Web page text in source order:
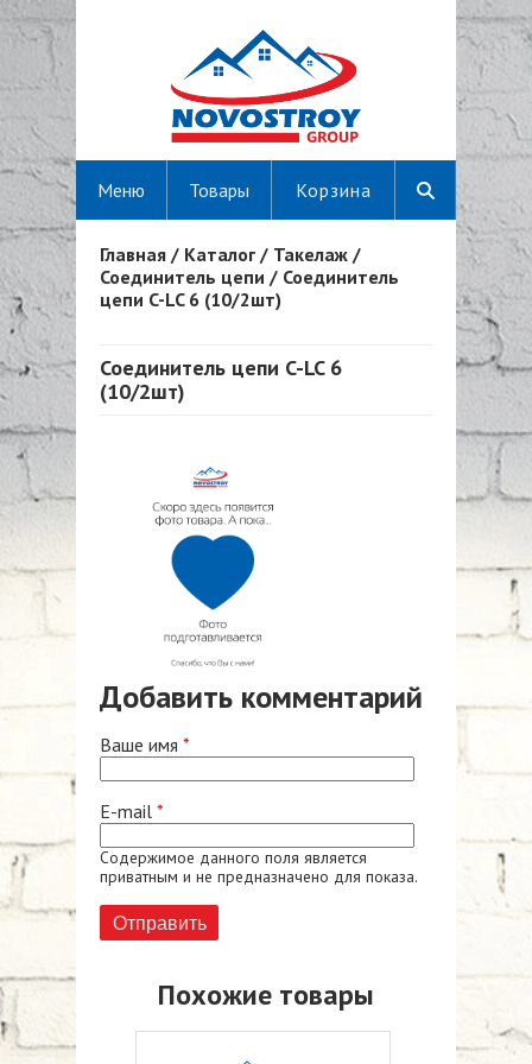
Корзина
Меню Товары
Вы здесь
Главная / Каталог / Такелаж /
Соединитель цепи / Соединитель
цепи C-LC 6 (10/2шт)
Соединитель цепи C-LC 6
(10/2шт)
Добавить комментарий
Ваше имя *
E-mail *
Содержимое данного поля является
приватным и не предназначено для показа.
Похожие товары